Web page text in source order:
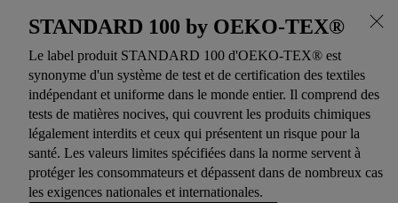
STANDARD 100 by OEKO-TEX®
Le label produit STANDARD 100 d'OEKO-TEX® est
synonyme d'un système de test et de certification des textiles
indépendant et uniforme dans le monde entier. Il comprend des
tests de matières nocives, qui couvrent les produits chimiques
légalement interdits et ceux qui présentent un risque pour la
santé. Les valeurs limites spécifiées dans la norme servent à
protéger les consommateurs et dépassent dans de nombreux cas
les exigences nationales et internationales.